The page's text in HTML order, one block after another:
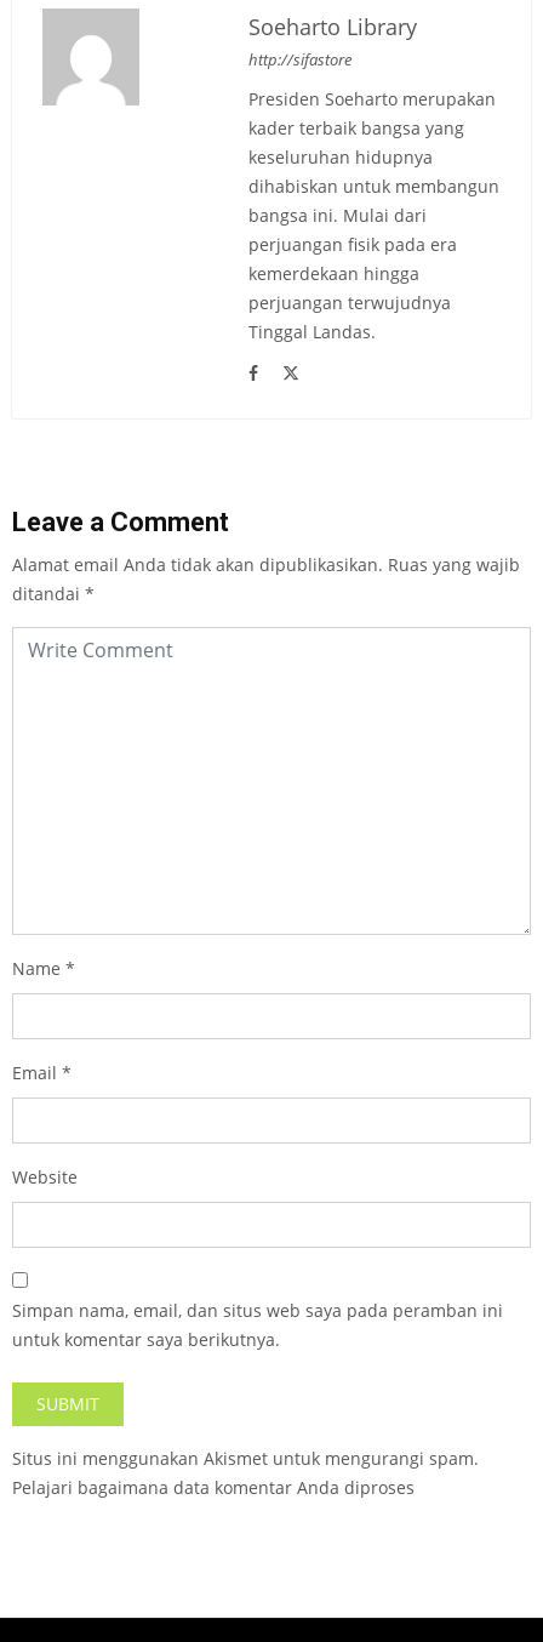
Soeharto Library
http://sifastore
Presiden Soeharto merupakan
kader terbaik bangsa yang
keseluruhan hidupnya
dihabiskan untuk membangun
bangsa ini. Mulai dari
perjuangan fisik pada era
kemerdekaan hingga
perjuangan terwujudnya
Tinggal Landas.
Leave a Comment
Alamat email Anda tidak akan dipublikasikan. Ruas yang wajib
ditandai *
Name *
Email *
Website
Simpan nama, email, dan situs web saya pada peramban ini
untuk komentar saya berikutnya.
Situs ini menggunakan Akismet untuk mengurangi spam.
Pelajari bagaimana data komentar Anda diproses